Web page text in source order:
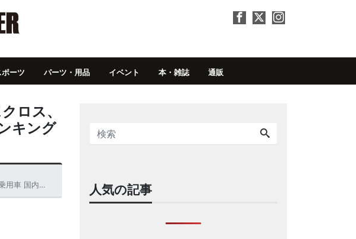
ーツ パーツ・用品 イベント 本・雑誌 通販
ロス、
キング
別販売台数 ）
人気の記事